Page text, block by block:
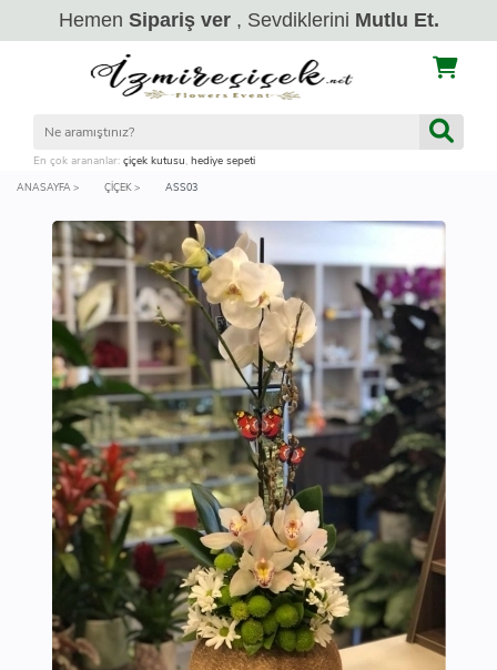
Hemen Sipariş ver, Sevdiklerini Mutlu Et.
En çok arananlar: çiçek kutusu, hediye sepeti
ANASAYFA > ÇIÇEK > ASS03